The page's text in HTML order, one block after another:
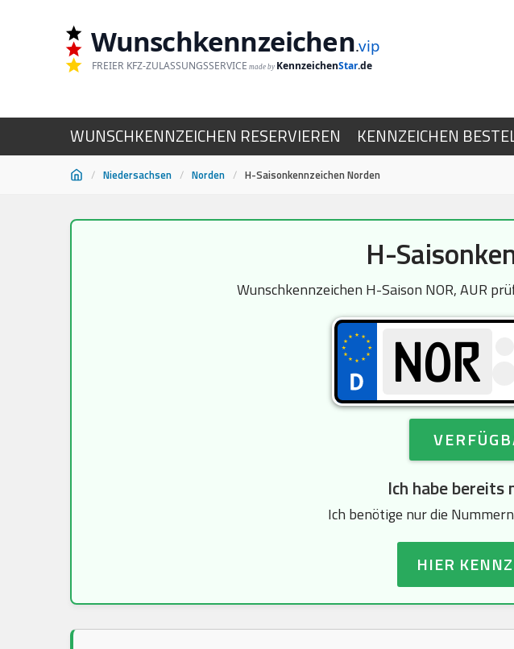
Wunschkennzeichen.vip
FREIER KFZ-ZULASSUNGSSERVICE made by KennzeichenStar.de
WUNSCHKENNZEICHEN RESERVIEREN KENNZEICHEN
/ Niedersachsen / Norden / H-Saisonkennzeichen Norden
H-
Wunschkennzeichen H-Saison NOR, AUR
Ich habe bereits
Ich benötige nur die
HIER